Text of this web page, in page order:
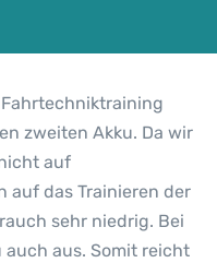
zweiten Akku. Da wir
auf
auf das Trainieren der
sehr niedrig. Bei
aus. Somit reicht